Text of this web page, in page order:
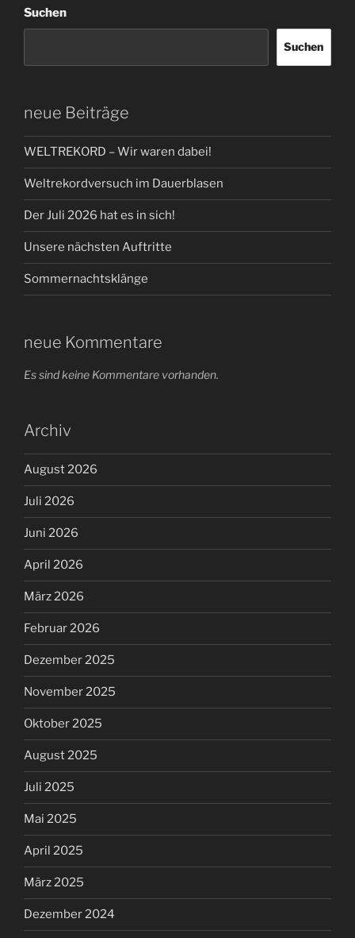
Suchen
Suchen
neue Beiträge
WELTREKORD – Wir waren dabei!
Weltrekordversuch im Dauerblasen
Der Juli 2026 hat es in sich!
Unsere nächsten Auftritte
Sommernachtsklänge
neue Kommentare
Es sind keine Kommentare vorhanden.
Archiv
August 2026
Juli 2026
Juni 2026
April 2026
März 2026
Februar 2026
Dezember 2025
November 2025
Oktober 2025
August 2025
Juli 2025
Mai 2025
April 2025
März 2025
Dezember 2024